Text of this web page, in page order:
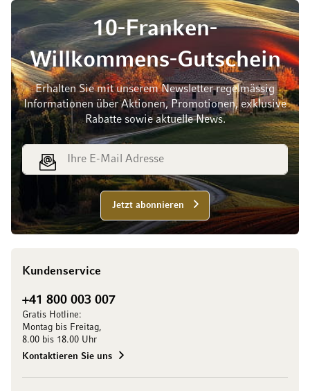
10-Franken-
Willkommens-Gutschein
Erhalten Sie mit unserem Newsletter regelmässig
Informationen über Aktionen, Promotionen, exklusive
Rabatte sowie aktuelle News.
E-Mail Adresse
Jetzt abonnieren
Kundenservice
+41 800 003 007
Gratis Hotline:
Montag bis Freitag,
8.00 bis 18.00 Uhr
Kontaktieren Sie uns